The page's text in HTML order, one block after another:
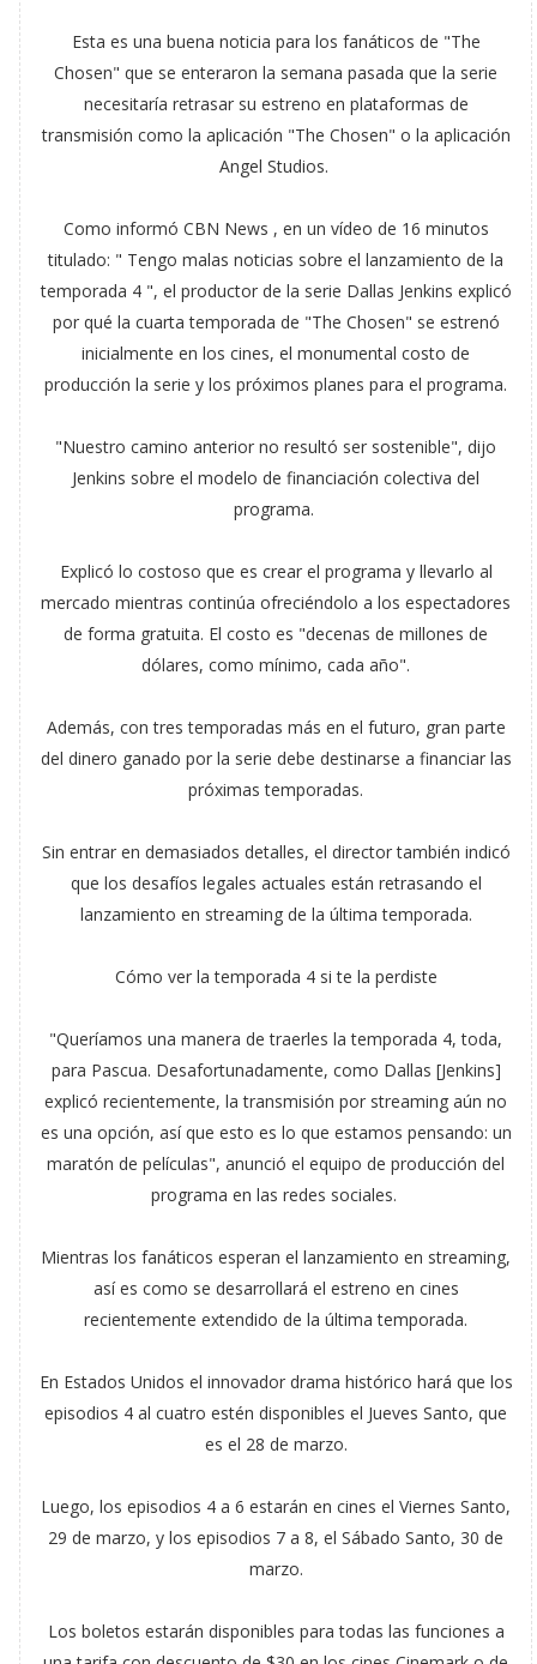
Esta es una buena noticia para los fanáticos de "The
Chosen" que se enteraron la semana pasada que la serie
necesitaría retrasar su estreno en plataformas de
transmisión como la aplicación "The Chosen" o la aplicación
Angel Studios.
Como informó CBN News , en un vídeo de 16 minutos
titulado: " Tengo malas noticias sobre el lanzamiento de la
temporada 4 ", el productor de la serie Dallas Jenkins explicó
por qué la cuarta temporada de "The Chosen" se estrenó
inicialmente en los cines, el monumental costo de
producción la serie y los próximos planes para el programa.
"Nuestro camino anterior no resultó ser sostenible", dijo
Jenkins sobre el modelo de financiación colectiva del
programa.
Explicó lo costoso que es crear el programa y llevarlo al
mercado mientras continúa ofreciéndolo a los espectadores
de forma gratuita. El costo es "decenas de millones de
dólares, como mínimo, cada año".
Además, con tres temporadas más en el futuro, gran parte
del dinero ganado por la serie debe destinarse a financiar las
próximas temporadas.
Sin entrar en demasiados detalles, el director también indicó
que los desafíos legales actuales están retrasando el
lanzamiento en streaming de la última temporada.
Cómo ver la temporada 4 si te la perdiste
"Queríamos una manera de traerles la temporada 4, toda,
para Pascua. Desafortunadamente, como Dallas [Jenkins]
explicó recientemente, la transmisión por streaming aún no
es una opción, así que esto es lo que estamos pensando: un
maratón de películas", anunció el equipo de producción del
programa en las redes sociales.
Mientras los fanáticos esperan el lanzamiento en streaming,
así es como se desarrollará el estreno en cines
recientemente extendido de la última temporada.
En Estados Unidos el innovador drama histórico hará que los
episodios 4 al cuatro estén disponibles el Jueves Santo, que
es el 28 de marzo.
Luego, los episodios 4 a 6 estarán en cines el Viernes Santo,
29 de marzo, y los episodios 7 a 8, el Sábado Santo, 30 de
marzo.
Los boletos estarán disponibles para todas las funciones a